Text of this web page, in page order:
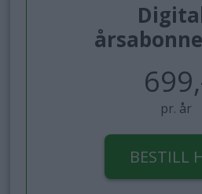
pr. år
BESTILL